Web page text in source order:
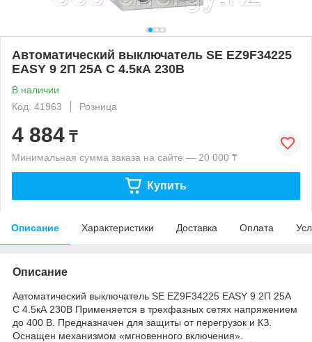
Автоматический выключатель SE EZ9F34225
EASY 9 2П 25А С 4.5кА 230В
В наличии
Код: 41963
Розница
4 884 ₸
Минимальная сумма заказа на сайте — 20 000 ₸
Купить
Описание Характеристики Доставка Оплата
Описание
Автоматический выключатель SE EZ9F34225 EASY 9 2П 25А
С 4.5кА 230В Применяется в трехфазных сетях напряжением
до 400 В. Предназначен для защиты от перегрузок и КЗ.
Оснащен механизмом «мгновенного включения».